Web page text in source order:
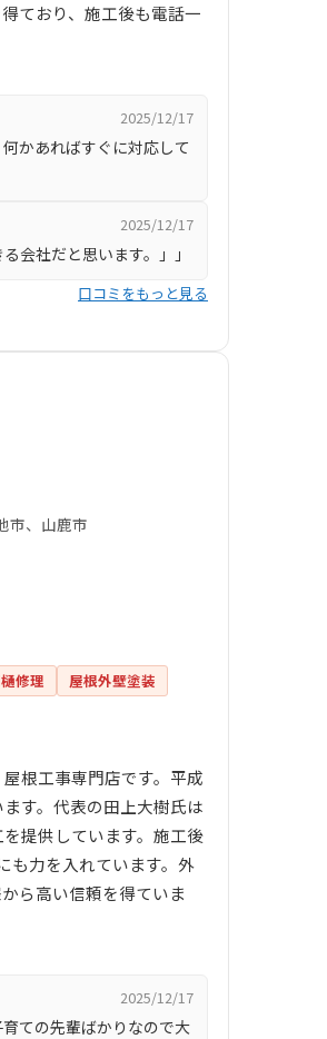
ており、施工後も電話一
2025/12/17
かあればすぐに対応して
2025/12/17
会社だと思います。」」
口コミをもっと見る
市、山鹿市
修理 屋根外壁塗装
根工事専門店です。平成
す。代表の田上大樹氏は
提供しています。施工後
も力を入れています。外
ら高い信頼を得ていま
2025/12/17
ての先輩ばかりなので大